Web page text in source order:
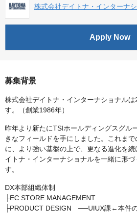
株式会社デイトナ・インターナ
Apply Now
募集背景
株式会社デイトナ・インターナショナル
す。（創業1986年）
昨年より新たにTSIホールディングスグル
きなフィールドを手にしました。これま
に、より強い基盤の上で、更なる進化を
イトナ・インターナショナルを一緒に形
す。
DX本部組織体制
├EC STORE MANAGEMENT
├PRODUCT DESIGN ──UIUX課←本件